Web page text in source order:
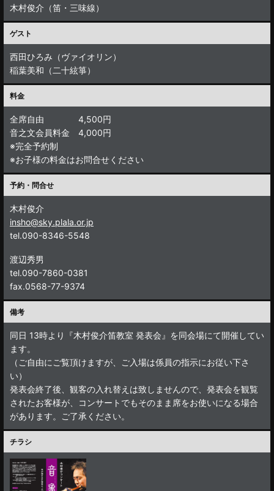
木村俊介（笛・三味線）
ゲスト
西田ひろみ（ヴァイオリン）
稲葉美和（二十絃箏）
料金
全席自由 4,500円
音之文会員料金 4,000円
※完全予約制
※お子様の料金はお問合せください
予約・問合せ
木村俊介
insho@sky.plala.or.jp
tel.090-8346-5548
渡辺秀男
tel.090-7860-0381
fax.0568-77-9374
備考
同日 13時より『木村俊介笛教室 発表会』を同会場にて開催してい
ます。
（ご自由にご覧頂けますが、ご入場は係員の指示にお従い下さ
い）
発表会終了後、観客の入れ替えは致しませんので、発表会を観覧
されたお客様が、コンサートでもそのまま席をお使いになる場合
があります。ご了承ください。
チラシ